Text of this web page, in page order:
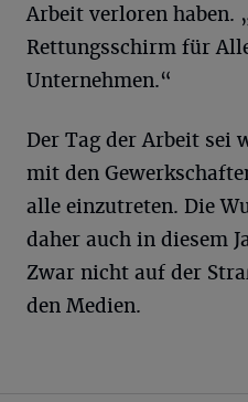
Arbeit verloren haben.
Rettungsschirm für
Unternehmen.“
Der Tag der Arbeit sei
mit den
alle einzutreten. Die
daher auch in diesem
Zwar nicht auf der
den Medien.